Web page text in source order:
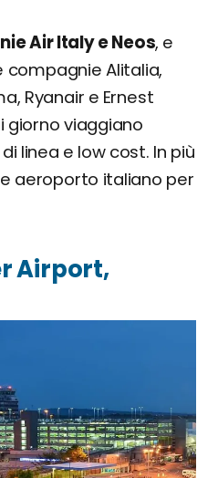
Air Italy e Neos, e
compagnie Alitalia,
Ryanair e Ernest
giorno viaggiano
linea e low cost. In più
aeroporto italiano per
Airport,